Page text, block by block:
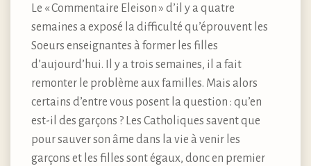
Le « Commentaire Eleison » d’il y a quatre
semaines a exposé la difficulté qu’éprouvent les
Soeurs enseignantes à former les filles
d’aujourd’hui. Il y a trois semaines, il a fait
remonter le problème aux familles. Mais alors
certains d’entre vous posent la question : qu’en
est-il des garçons ? Les Catholiques savent que
pour sauver son âme dans la vie à venir les
garçons et les filles sont égaux, donc en premier